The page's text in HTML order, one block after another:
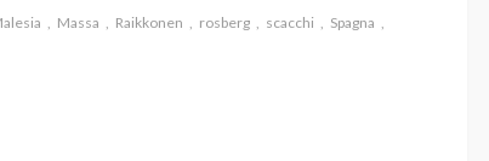
Massa Raikkonen rosberg scacchi
Spagna